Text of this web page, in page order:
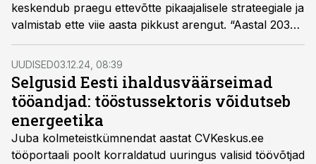
keskendub praegu ettevõtte pikaajalisele strateegiale ja
valmistab ette viie aasta pikkust arengut. “Aastal 2030
oleme globaalne liider maismaarobootika
terviklahenduste turul,“ märgib tippjuht, kelle sõnul on
just 2025. aasta ettevõtte jaoks murranguline.
UUDISED03.12.24, 08:39
Selgusid Eesti ihaldusväärseimad
tööandjad: tööstussektoris võidutseb
energeetika
Juba kolmeteistkümnendat aastat CVKeskus.ee
tööportaali poolt korraldatud uuringus valisid töövõtjad